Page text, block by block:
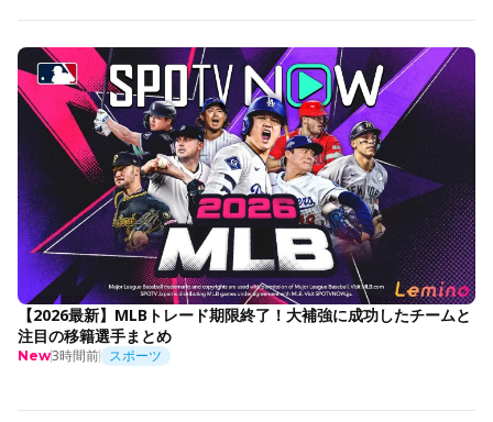
【2026最新】MLBトレード期限終了！大補強に成功したチームと
注目の移籍選手まとめ
New3時間前 スポーツ